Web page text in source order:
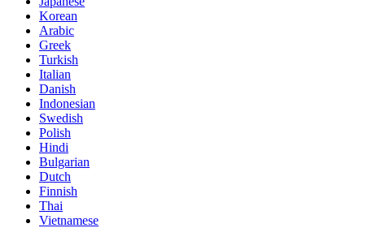
Korean
Arabic
Greek
Turkish
Italian
Danish
Indonesian
Swedish
Polish
Hindi
Bulgarian
Dutch
Finnish
Thai
Vietnamese